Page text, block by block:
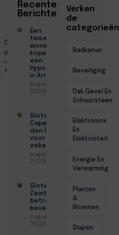
Geschreven
door
Menno Maas
● Juni 1, 2026
Recente
Berichten
Een
tweede
woning
kopen met
een
hypotheek
in Arnhem
Augustus 7,
2026
Slotenmaker
Capelle aan
den IJssel
voor
zekerheid
Augustus 3,
2026
Slotenmaker
Zeist voor
betrouwbare
beveiliging
Augustus 3,
2026
Verken
de
categorieën
Badkamer
Beveiliging
Dak Gevel En
Schoorsteen
Elektronica
En
Elektriciteit
Energie En
Verwarming
Planten
&
Bloemen
Slapen